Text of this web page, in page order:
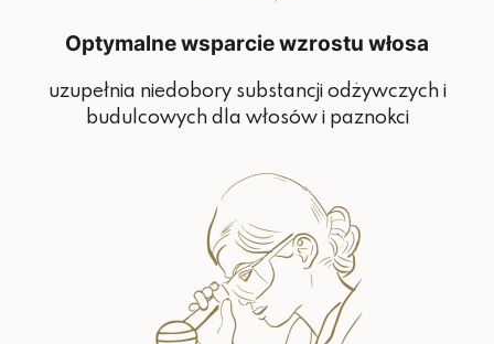
Optymalne wsparcie wzrostu włosa
uzupełnia niedobory substancji odżywczych i
budulcowych dla włosów i paznokci